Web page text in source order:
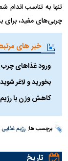
تنها به تناسب اندام
چربی‌های مفید،
خبر های
ورود غذا‌های
بخورید و لاغر
کاهش وزن با
برچسب ها: رژیم غذایی
تاریخ